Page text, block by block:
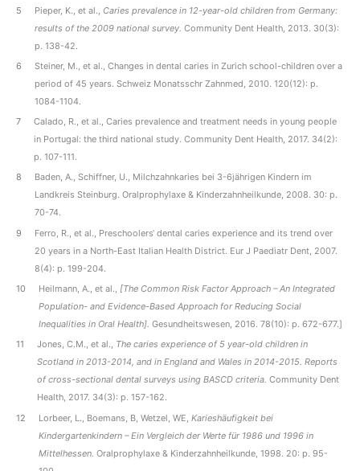
5
Pieper, K., et al.,Caries prevalence in 12-year-old children from Germany:
results of the 2009 national survey. Community Dent Health, 2013. 30(3):
p. 138-42.
6
Steiner, M., et al., Changes in dental caries in Zurich school-children over a
period of 45 years. Schweiz Monatsschr Zahnmed, 2010. 120(12): p.
1084-1104.
7
Calado, R., et al., Caries prevalence and treatment needs in young people
in Portugal: the third national study. Community Dent Health, 2017. 34(2):
p. 107-111.
8
Baden, A., Schiffner, U., Milchzahnkaries bei 3-6jährigen Kindern im
Landkreis Steinburg. Oralprophylaxe & Kinderzahnheilkunde, 2008. 30: p.
70-74.
9
Ferro, R., et al., Preschoolers‘ dental caries experience and its trend over
20 years in a North-East Italian Health District. Eur J Paediatr Dent, 2007.
8(4): p. 199-204.
10
Heilmann, A., et al., [The Common Risk Factor Approach – An Integrated
Population- and Evidence-Based Approach for Reducing Social
Inequalities in Oral Health]. Gesundheitswesen, 2016. 78(10): p. 672-677.]
11
Jones, C.M., et al., The caries experience of 5 year-old children in
Scotland in 2013-2014, and in England and Wales in 2014-2015. Reports
of cross-sectional dental surveys using BASCD criteria. Community Dent
Health, 2017. 34(3): p. 157-162.
12
Lorbeer, L., Boemans, B, Wetzel, WE,Karieshäufigkeit bei
Kindergartenkindern – Ein Vergleich der Werte für 1986 und 1996 in
Mittelhessen. Oralprophylaxe & Kinderzahnheilkunde, 1998. 20: p. 95-